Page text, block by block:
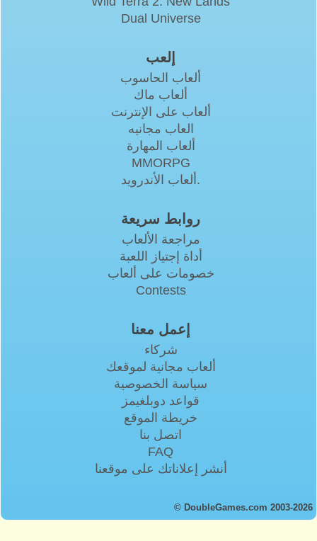
Dual Universe
إلعب
ألعاب الحاسوب
ألعاب ماك
ألعاب على الإنترنت
العاب مجانيه
ألعاب المهارة
MMORPG
ألعاب الأندرويد.
روابط سريعة
مراجعة الألعاب
أداة إجتياز اللعبة
خصومات على ألعاب
Contests
إعمل معنا
شركاء
ألعاب مجانية لموقعك
سياسة الخصوصية
قواعد دوبلغيمز
خريطة الموقع
اتصل بنا
FAQ
أنشر إعلاناتك على موقعنا
© DoubleGames.com 2003-2026